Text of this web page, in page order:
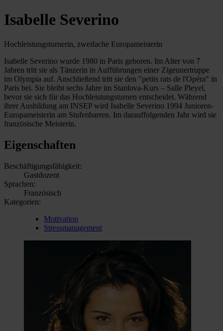
Isabelle Severino
Hochleistungsturnerin, zweifache Europameisterin
Isabelle Severino wurde 1980 in Paris geboren. Im Alter von 7
Jahren tritt sie als Tänzerin in Aufführungen einer Zigeunertruppe
im Olympia auf. Anschließend tritt sie den "petits rats de l'Opéra" in
Paris bei. Sie bleibt sechs Jahre im Stanlova-Kurs – Salle Pleyel,
bevor sie sich für das Hochleistungsturnen entscheidet. Während
ihrer Ausbildung am INSEP wird Isabelle Severino 1994 Junioren-
Europameisterin am Stufenbarren. Im darauffolgenden Jahr wird sie
französische Meisterin.
Eigenschaften
Beschäftigungsfähigkeit:
Gastdozent
Sprachen:
Französisch
Kategorien:
Motivation
Stressmanagement